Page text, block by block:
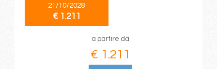
21/10/2028
€ 1.211
a partire da
€ 1.211